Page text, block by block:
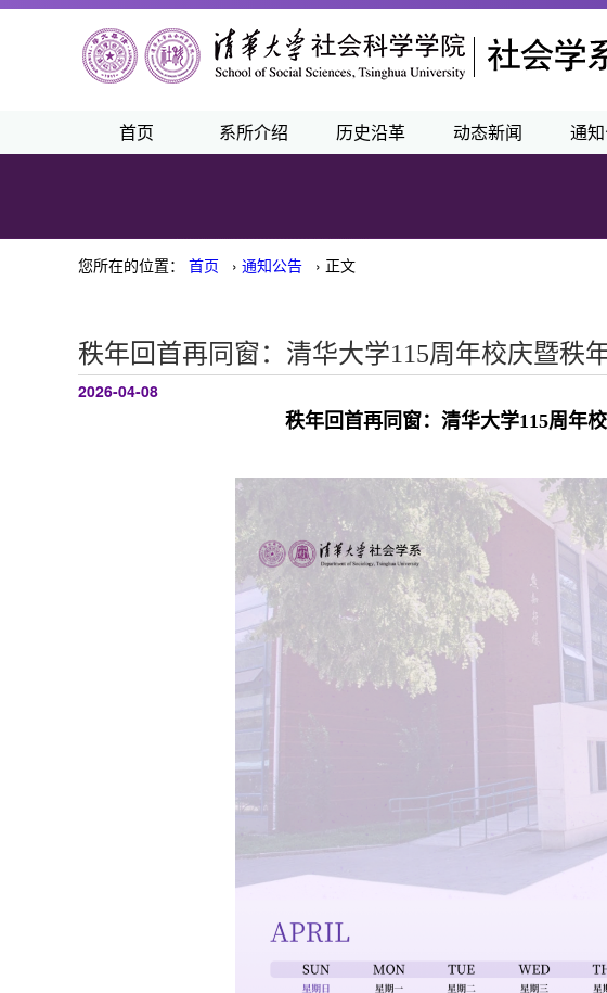
首页 系所介绍 历史沿革 动态新闻 通
您所在的位置： 首页 › 通知公告 › 正文
秩年回首再同窗：清华大学115周年校庆暨秩
2026-04-08
秩年回首再同窗：清华大学115周年